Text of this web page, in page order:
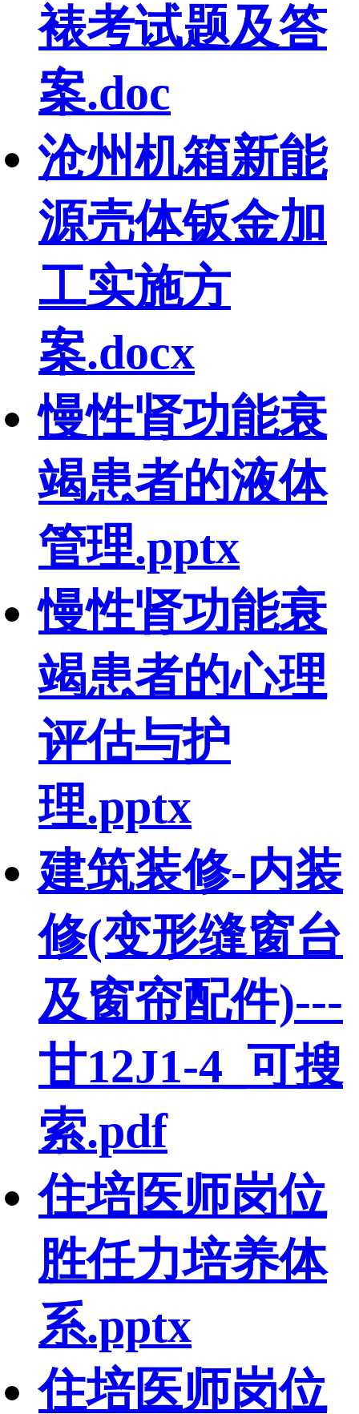
裱考试题及答
案.doc
沧州机箱新能
源壳体钣金加
工实施方
案.docx
慢性肾功能衰
竭患者的液体
管理.pptx
慢性肾功能衰
竭患者的心理
评估与护
理.pptx
建筑装修-内装
修(变形缝窗台
及窗帘配件)---
甘12J1-4_可搜
索.pdf
住培医师岗位
胜任力培养体
系.pptx
住培医师岗位